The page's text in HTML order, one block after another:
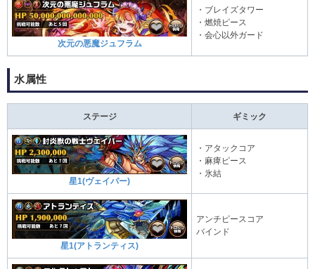
次元の悪魔ジュフラム
・ブレイズタワー
・燃焼ピース
・会心以外ガード
水属性
ステージ ギミック
星1(ヴェイパー)
・アタックコア
・麻痺ピース
・氷結
星1(アトランティス)
アンチピースコア
バインド